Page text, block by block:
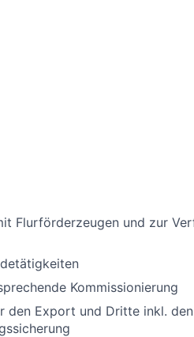
Flurförderzeugen und zur
Kommissionierung
den Export und Dritte inkl.